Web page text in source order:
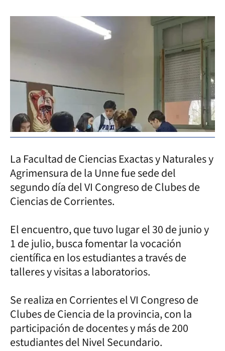
La Facultad de Ciencias Exactas y Naturales y
Agrimensura de la Unne fue sede del
segundo día del VI Congreso de Clubes de
Ciencias de Corrientes.
El encuentro, que tuvo lugar el 30 de junio y
1 de julio, busca fomentar la vocación
científica en los estudiantes a través de
talleres y visitas a laboratorios.
Se realiza en Corrientes el VI Congreso de
Clubes de Ciencia de la provincia, con la
participación de docentes y más de 200
estudiantes del Nivel Secundario.